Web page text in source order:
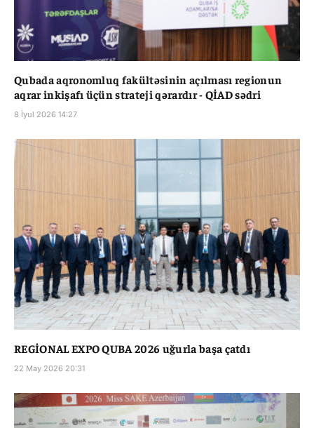
Qubada aqronomluq fakültəsinin açılması regionun
aqrar inkişafı üçün strateji qərardır - QİAD sədri
8 İyul 2026 14:27
REGİONAL EXPO QUBA 2026 uğurla başa çatdı
22 May 2026 20:31